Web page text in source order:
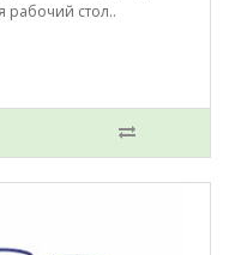
рабочий стол..